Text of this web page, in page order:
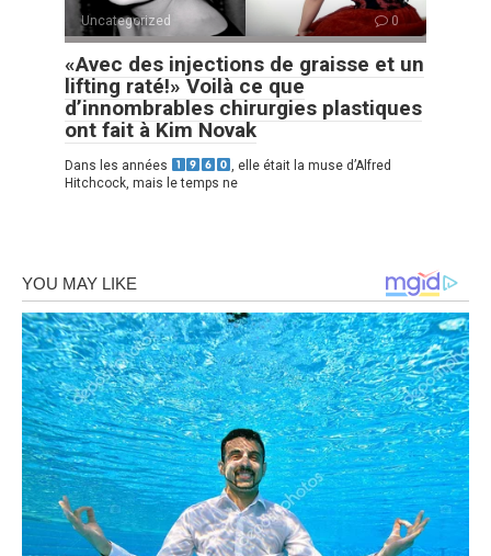
Uncategorized 0
«Avec des injections de graisse et un
lifting raté!» Voilà ce que
d’innombrables chirurgies plastiques
ont fait à Kim Novak
Dans les années
, elle était la muse d’Alfred
Hitchcock, mais le temps ne